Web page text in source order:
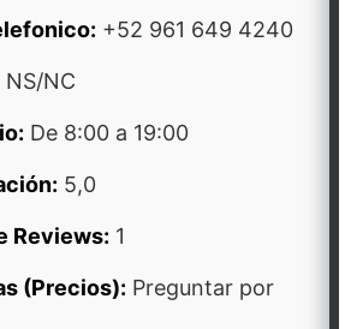
+52 961 649 4240
NS/NC
De 8:00 a 19:00
5,0
Reviews: 1
(Precios): Preguntar por